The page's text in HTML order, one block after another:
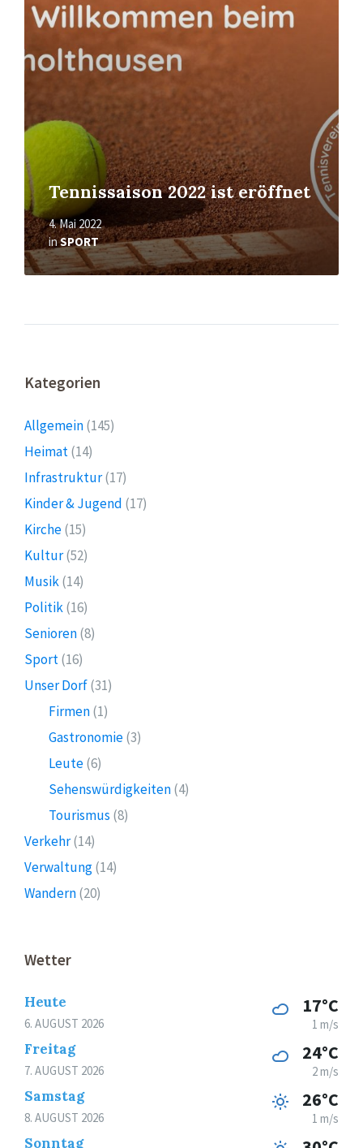
Tennissaison 2022 ist eröffnet
4. Mai 2022
inSPORT
Kategorien
Allgemein(145)
Heimat(14)
Infrastruktur(17)
Kinder & Jugend (17)
Kirche(15)
Kultur(52)
Musik(14)
Politik(16)
Senioren(8)
Sport(16)
Unser Dorf(31)
Firmen(1)
Gastronomie(3)
Leute(6)
Sehenswürdigkeiten(4)
Tourismus (8)
Verkehr(14)
Verwaltung(14)
Wandern(20)
Wetter
Heute
6. AUGUST 2026
17°C
1 m/s
Freitag
7. AUGUST 2026
24°C
2 m/s
Samstag
8. AUGUST 2026
26°C
1 m/s
Sonntag